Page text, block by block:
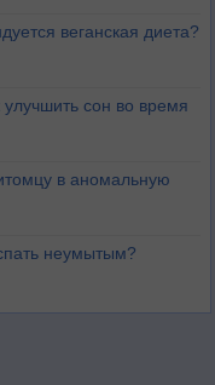
веганская диета?
улучшить сон во время
в аномальную
неумытым?